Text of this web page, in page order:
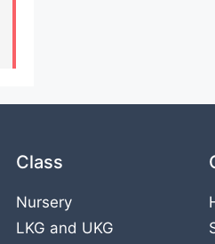
Class
Nursery
LKG and UKG